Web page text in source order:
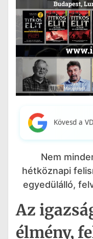
Kövesd a
Nem
hétköznapi
egyedülálló,
Az
élmény,